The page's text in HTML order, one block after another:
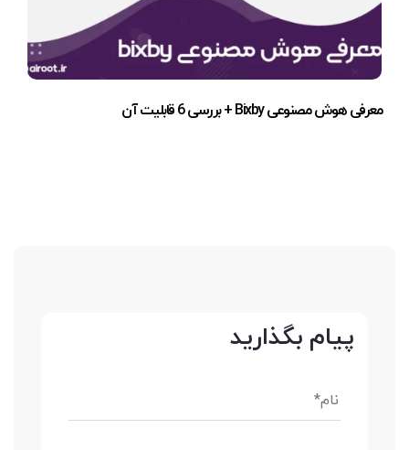
معرفی هوش مصنوعی Bixby + بررسی 6 قابلیت آن
پیام بگذارید